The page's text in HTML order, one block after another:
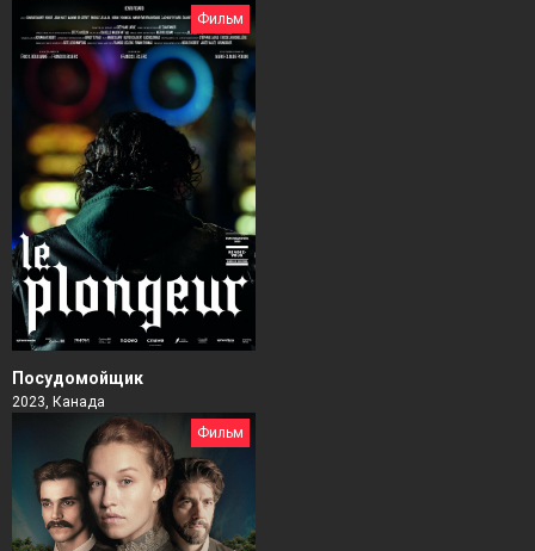
Фильм
Посудомойщик
2023, Канада
Фильм